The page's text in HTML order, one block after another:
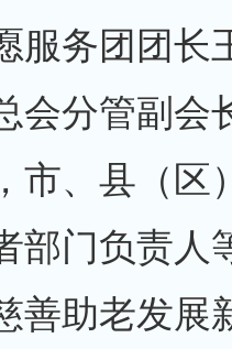
服务团团长
会分管副会
市、县（区
部门负责人
善助老发展